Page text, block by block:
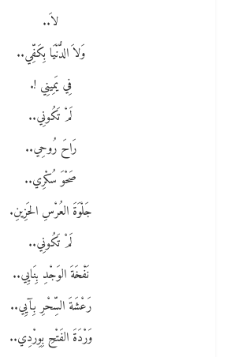
لاَ..
وَلاَ الدُّنْيَا بِكَفِّي..
فِي يَمِينِي !.
لَمْ تَكُونِي..
رَاحَ رُوحِي..
صَحْوَ سُكْرِي..
جَلْوَةَ العُرْسِ الحَزِينِ.
لَمْ تَكُونِي..
نَفْخَةَ الوَجْدِ بِنَايِي..
رَعْشَةَ السِّحْرِ بِآيِي..
وَرْدَةَ الفَتْحِ بِوِرْدِي..